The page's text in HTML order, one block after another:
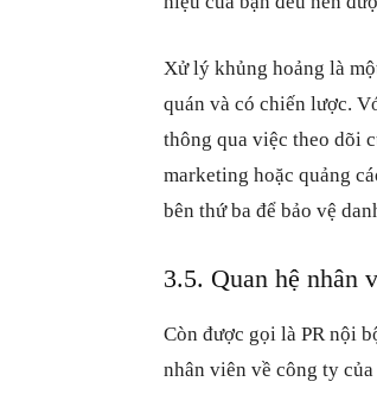
Xử lý khủng hoảng là
quán và có chiến lược.
thông qua việc theo dõi
marketing hoặc quảng
bên thứ ba để bảo vệ
3.5. Quan hệ nhân
Còn được gọi là PR nội
nhân viên về công ty của